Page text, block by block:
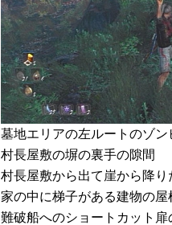
墓地エリアの左ルートのゾ
村長屋敷の塀の裏手の隙間
村長屋敷から出て崖から降り
家の中に梯子がある建物の屋
難破船へのショートカット扉